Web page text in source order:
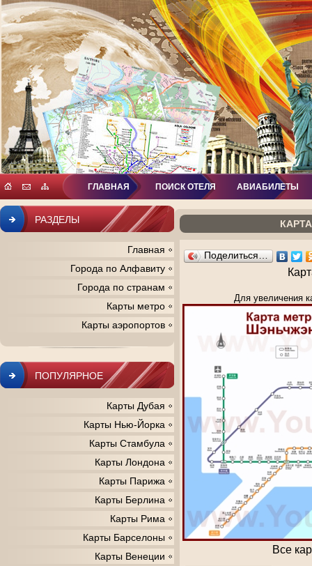
Поделиться…
Для увеличения
Все
РАЗДЕЛЫ
Главная
Города по Алфавиту
Города по странам
Карты метро
Карты аэропортов
ПОПУЛЯРНОЕ
Карты Дубая
Карты Нью-Йорка
Карты Стамбула
Карты Лондона
Карты Парижа
Карты Берлина
Карты Рима
Карты Барселоны
Карты Венеции
ГЛАВНАЯ ПОИСК ОТЕЛЯ АВИАБИЛЕТЫ